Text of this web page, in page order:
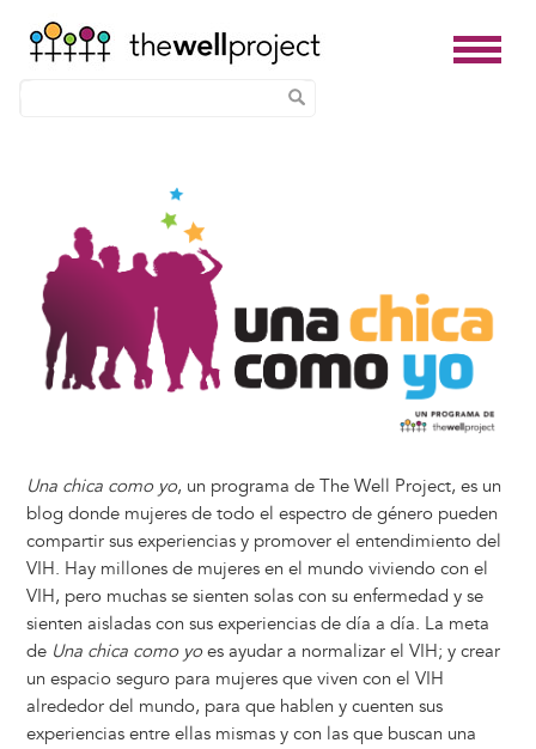
Una chica como yo, un programa de The Well Project, es un
blog donde mujeres de todo el espectro de género pueden
compartir sus experiencias y promover el entendimiento del
VIH. Hay millones de mujeres en el mundo viviendo con el
VIH, pero muchas se sienten solas con su enfermedad y se
sienten aisladas con sus experiencias de día a día. La meta
de Una chica como yoes ayudar a normalizar el VIH; y crear
un espacio seguro para mujeres que viven con el VIH
alrededor del mundo, para que hablen y cuenten sus
experiencias entre ellas mismas y con las que buscan una